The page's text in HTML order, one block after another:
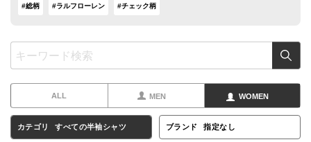
#総柄 #ラルフローレン #チェック柄
ALL MEN WOMEN
カテゴリ すべての半袖シャツ ブランド 指定なし